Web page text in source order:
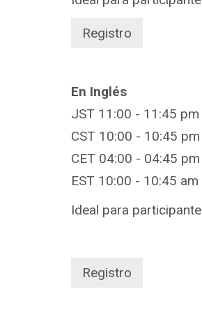
Registro
En Inglés
JST 11:00 - 11:45
CST 10:00 - 10:45
CET 04:00 - 04:45
EST 10:00 - 10:45
Ideal para
Registro